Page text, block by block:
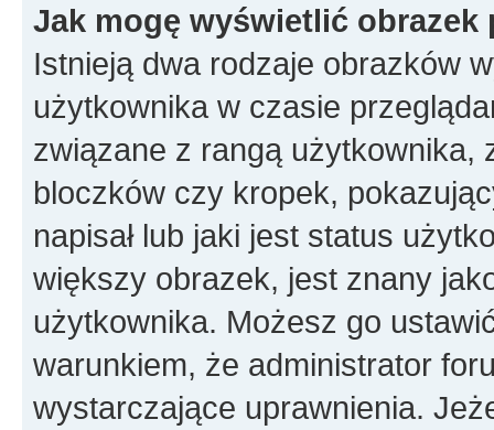
Jak mogę wyświetlić
Istnieją dwa rodzaje obrazków
użytkownika w czasie
związane z rangą użytkownika,
bloczków czy kropek,
napisał lub jaki jest status
większy obrazek, jest znany
użytkownika. Możesz go
warunkiem, że administrator
wystarczające uprawnienia.